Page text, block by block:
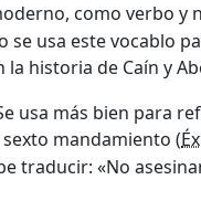
como verbo y
usa este vocablo
historia de Caín y
usa más bien para
mandamiento (
traducir: «No